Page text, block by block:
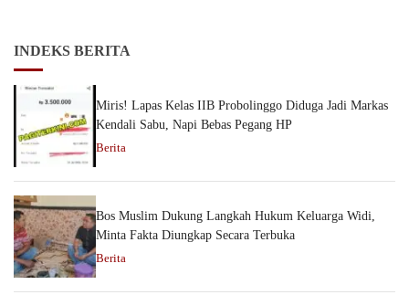
INDEKS BERITA
Miris! Lapas Kelas IIB Probolinggo Diduga Jadi Markas
Kendali Sabu, Napi Bebas Pegang HP
Berita
Bos Muslim Dukung Langkah Hukum Keluarga Widi,
Minta Fakta Diungkap Secara Terbuka
Berita